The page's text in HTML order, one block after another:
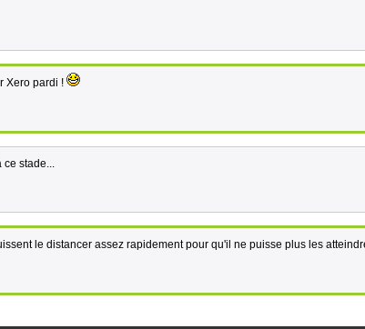
Xero pardi !
ce stade...
le distancer assez rapidement pour qu'il ne puisse plus les